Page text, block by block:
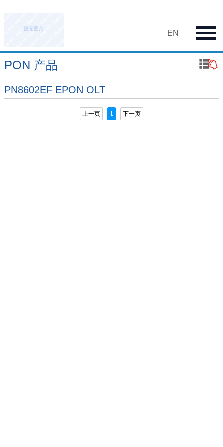
EN
PON 产品
PN8602EF EPON OLT
上一页 1 下一页